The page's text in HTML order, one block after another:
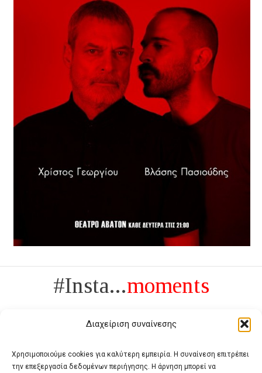
Διαχείριση συναίνεσης
Χρησιμοποιούμε cookies για καλύτερη εμπειρία. Η συναίνεση επιτρέπει
την επεξεργασία δεδομένων περιήγησης. Η άρνηση μπορεί να
#Insta...moments